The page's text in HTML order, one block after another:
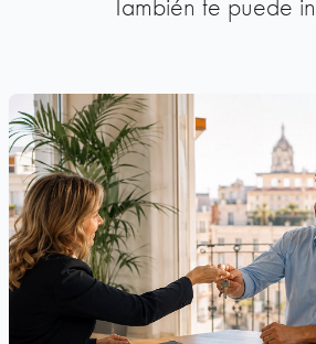
También te puede